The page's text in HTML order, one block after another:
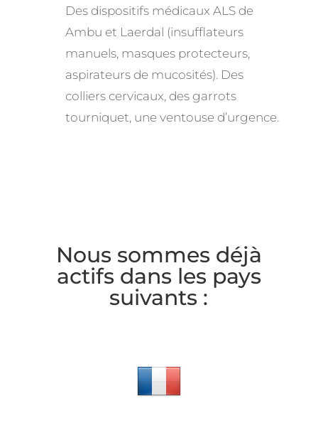
Des dispositifs médicaux ALS de
Ambu et Laerdal (insufflateurs
manuels, masques protecteurs,
aspirateurs de mucosités). Des
colliers cervicaux, des garrots
tourniquet, une ventouse d’urgence.
Nous sommes déjà
actifs dans les pays
suivants :